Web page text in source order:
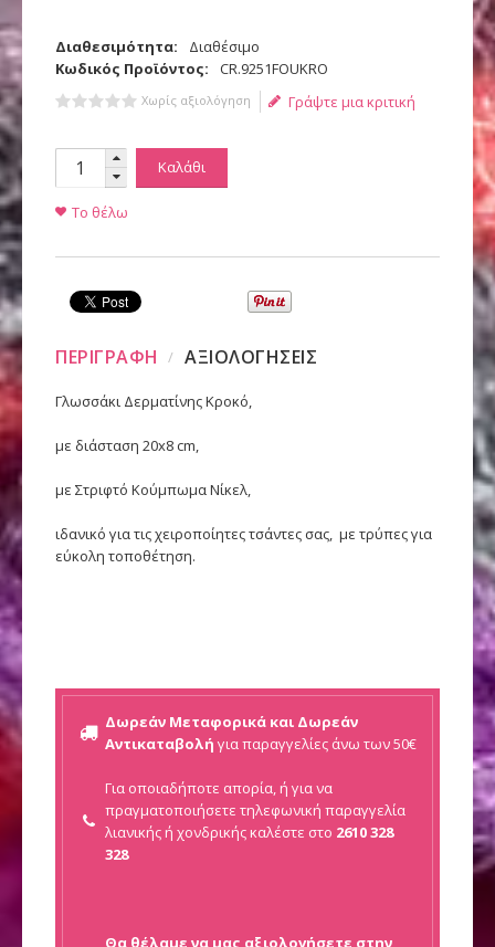
Διαθεσιμότητα:
Διαθέσιμο
Κωδικός Προϊόντος:
CR.9251FOUKRO
Χωρίς αξιολόγηση Γράψτε μια κριτική
Καλάθι
Το θέλω
ΠΕΡΙΓΡΑΦΗ ΑΞΙΟΛΟΓΗΣΕΙΣ
Γλωσσάκι Δερματίνης Κροκό,
με διάσταση 20x8 cm,
με Στριφτό Κούμπωμα Νίκελ,
ιδανικό για τις χειροποίητες τσάντες σας, με τρύπες για
εύκολη τοποθέτηση.
Δωρεάν Μεταφορικά και Δωρεάν
Αντικαταβολή για παραγγελίες άνω των 50€
Για οποιαδήποτε απορία, ή για να
πραγματοποιήσετε τηλεφωνική παραγγελία
λιανικής ή χονδρικής καλέστε στο 2610 328
328
Θα θέλαμε να μας αξιολογήσετε στην